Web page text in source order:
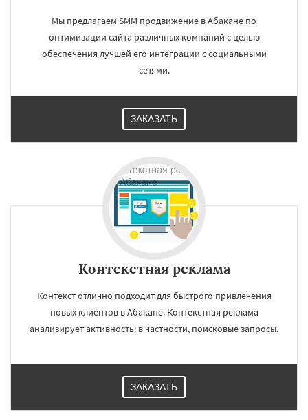
Работаем по
×
Мы предлагаем SMM продвижение в Абакане по
оптимизации сайта различных компаний с целью
обеспечения лучшей его интеграции с социальными
сетями.
ЗАКАЗАТЬ
Контекстная реклама
Контекст отлично подходит для быстрого привлечения
новых клиентов в Абакане. Контекстная реклама
анализирует активность: в частности, поисковые запросы.
ЗАКАЗАТЬ
×
Даю согласие на обработку персональных данных